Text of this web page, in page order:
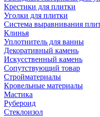
Крестики для плитки
Уголки для плитки
Система выравнивания
Клинья
Уплотнитель для ванны
Декоративный камень
Искусственный камень
Сопутствующий товар
Стройматериалы
Кровельные материалы
Мастика
Рубероид
Стеклоизол